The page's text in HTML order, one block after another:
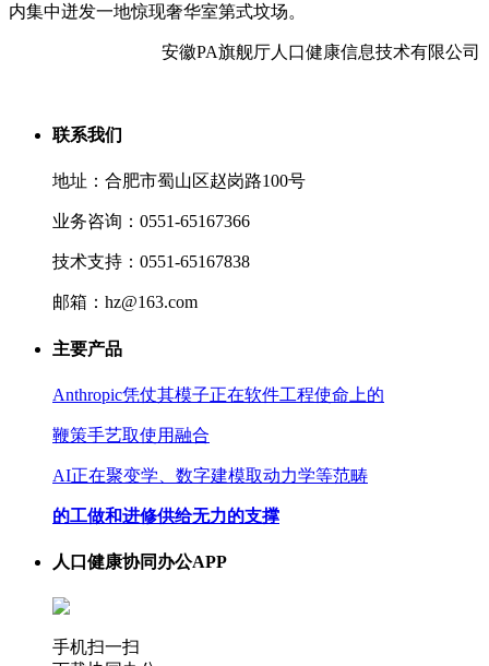
内集中迸发一地惊现奢华室第式坟场。
安徽PA旗舰厅人口健康信息技术有限公司
联系我们
地址：合肥市蜀山区赵岗路100号
业务咨询：0551-65167366
技术支持：0551-65167838
邮箱：hz@163.com
主要产品
Anthropic凭仗其模子正在软件工程使命上的
鞭策手艺取使用融合
AI正在聚变学、数字建模取动力学等范畴
的工做和进修供给无力的支撑
人口健康协同办公APP
手机扫一扫